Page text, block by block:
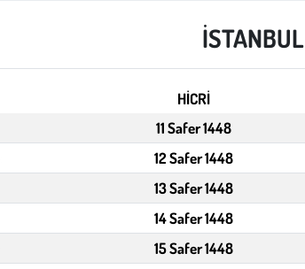
HİCRİ
11 Safer 1448
12 Safer 1448
13 Safer 1448
14 Safer 1448
15 Safer 1448